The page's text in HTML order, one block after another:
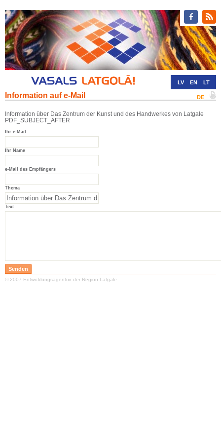
LV EN LT
DE
Information auf e-Mail
Information über Das Zentrum der Kunst und des Handwerkes von Latgale
PDF_SUBJECT_AFTER
Ihr e-Mail
Ihr Name
e-Mail des Empfängers
Thema
Text
© 2007 Entwicklungsagentuir der Region Latgale